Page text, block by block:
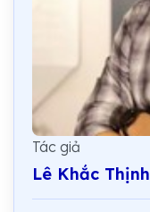
Tác giả
Lê Khắc Thịnh